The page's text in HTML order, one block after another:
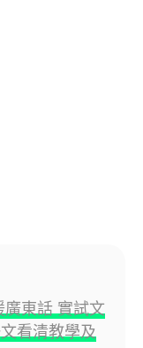
東話 實試文
看清教學及